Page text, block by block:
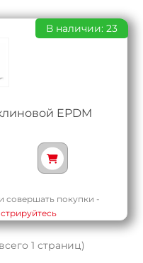
EPDM
В наличии: 23
совершать покупки -
1 страниц)